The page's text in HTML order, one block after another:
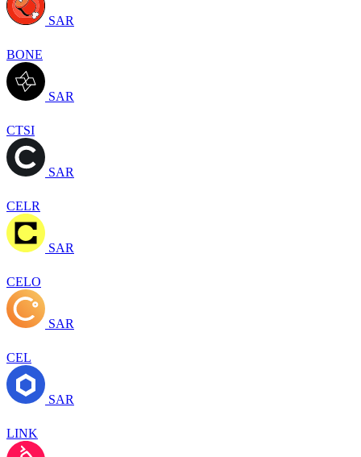
SAR
BONE
SAR
CTSI
SAR
CELR
SAR
CELO
SAR
CEL
SAR
LINK